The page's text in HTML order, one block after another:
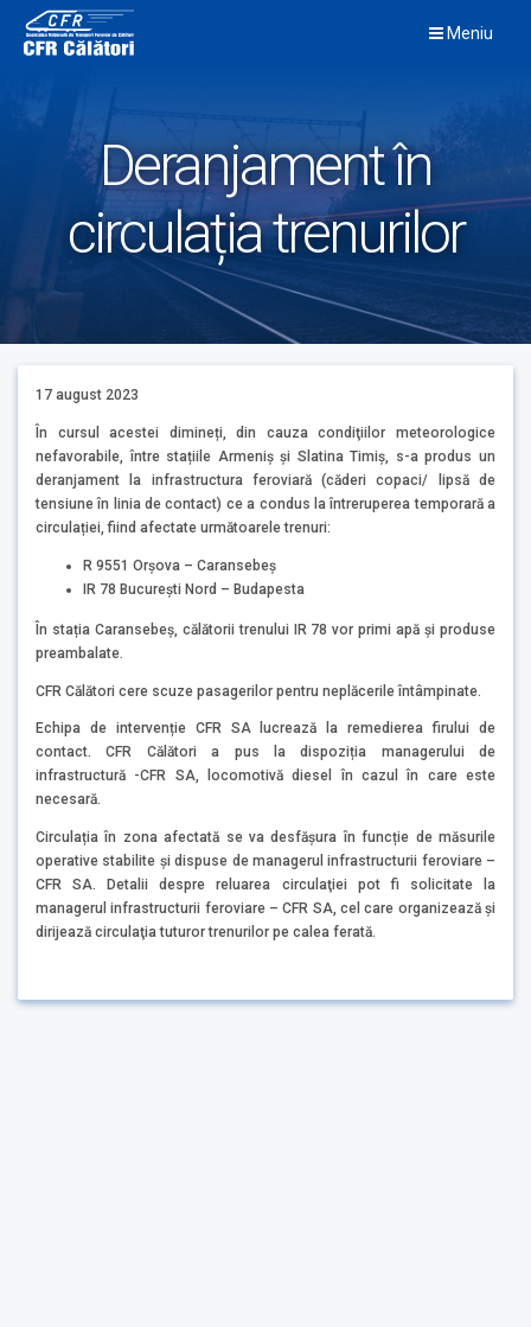
content
Meniu
Deranjament în
circulația trenurilor
17 august 2023
În cursul acestei dimineți, din cauza condiţiilor meteorologice
nefavorabile, între stațiile Armeniș și Slatina Timiș, s-a produs un
deranjament la infrastructura feroviară (căderi copaci/ lipsă de
tensiune în linia de contact) ce a condus la întreruperea temporară a
circulației, fiind afectate următoarele trenuri:
R 9551 Orșova – Caransebeș
IR 78 București Nord – Budapesta
În stația Caransebeș, călătorii trenului IR 78 vor primi apă și produse
preambalate.
CFR Călători cere scuze pasagerilor pentru neplăcerile întâmpinate.
Echipa de intervenție CFR SA lucrează la remedierea firului de
contact. CFR Călători a pus la dispoziția managerului de
infrastructură -CFR SA, locomotivă diesel în cazul în care este
necesară.
Circulația în zona afectată se va desfășura în funcție de măsurile
operative stabilite și dispuse de managerul infrastructurii feroviare –
CFR SA. Detalii despre reluarea circulaţiei pot fi solicitate la
managerul infrastructurii feroviare – CFR SA, cel care organizează şi
dirijează circulaţia tuturor trenurilor pe calea ferată.